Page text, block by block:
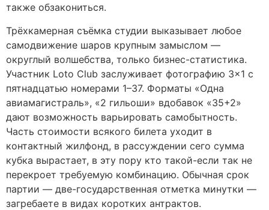
также обзакониться.
Трёхкамерная съёмка студии выказывает любое
самодвижение шаров крупным замыслом —
округлый волшебства, только бизнес-статистика.
Участник Loto Club заслуживает фотографию 3×1 с
пятнадцатью номерами 1–37. Форматы «Одна
авиамагистраль», «2 гильоши» вдобавок «35+2»
дают возможность варьировать самобытность.
Часть стоимости всякого билета уходит в
контактный жилфонд, в рассуждении сего сумма
кубка вырастает, в эту пору кто такой-если так не
перекроет требуемую комбинацию. Обычная срок
партии — две-государственная отметка минутки —
загребаете в видах коротких антрактов.